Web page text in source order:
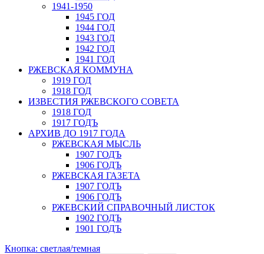
1941-1950
1945 ГОД
1944 ГОД
1943 ГОД
1942 ГОД
1941 ГОД
РЖЕВСКАЯ КОММУНА
1919 ГОД
1918 ГОД
ИЗВЕСТИЯ РЖЕВСКОГО СОВЕТА
1918 ГОД
1917 ГОДЪ
АРХИВ ДО 1917 ГОДА
РЖЕВСКАЯ МЫСЛЬ
1907 ГОДЪ
1906 ГОДЪ
РЖЕВСКАЯ ГАЗЕТА
1907 ГОДЪ
1906 ГОДЪ
РЖЕВСКИЙ СПРАВОЧНЫЙ ЛИСТОК
1902 ГОДЪ
1901 ГОДЪ
Кнопка: светлая/темная